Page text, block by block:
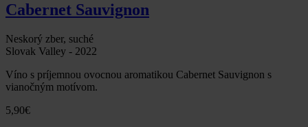
-
valentínska
edícia!
Cabernet Sauvignon
Neskorý zber, suché
Slovak Valley - 2022
Víno s príjemnou ovocnou aromatikou Cabernet Sauvignon s
vianočným motívom.
5,90€